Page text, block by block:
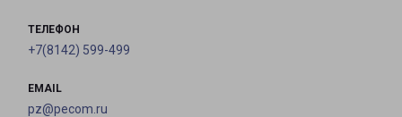
ТЕЛЕФОН
+7(8142) 599-499
EMAIL
pz@pecom.ru